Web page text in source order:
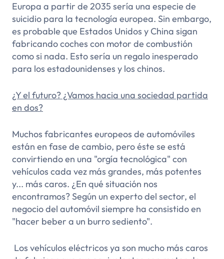
Europa a partir de 2035 sería una especie de
suicidio para la tecnología europea. Sin embargo,
es probable que Estados Unidos y China sigan
fabricando coches con motor de combustión
como si nada. Esto sería un regalo inesperado
para los estadounidenses y los chinos.
¿Y el futuro? ¿Vamos hacia una sociedad partida
en dos?
Muchos fabricantes europeos de automóviles
están en fase de cambio, pero éste se está
convirtiendo en una "orgía tecnológica" con
vehículos cada vez más grandes, más potentes
y... más caros. ¿En qué situación nos
encontramos? Según un experto del sector, el
negocio del automóvil siempre ha consistido en
"hacer beber a un burro sediento".
Los vehículos eléctricos ya son mucho más caros